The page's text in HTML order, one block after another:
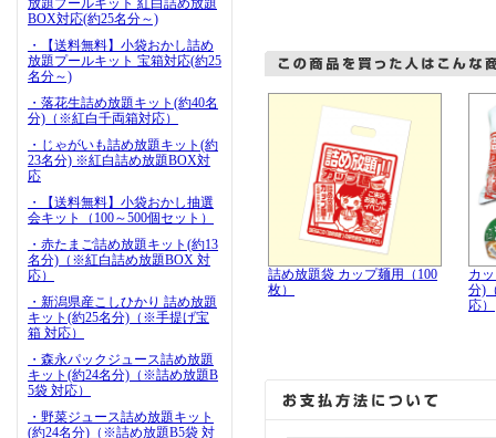
放題プールキット 紅白詰め放題
BOX対応(約25名分～)
・【送料無料】小袋おかし詰め
放題プールキット 宝箱対応(約25
名分～)
・落花生詰め放題キット(約40名
分)（※紅白千両箱対応）
・じゃがいも詰め放題キット(約
23名分) ※紅白詰め放題BOX対
応
・【送料無料】小袋おかし抽選
会キット（100～500個セット）
・赤たまご詰め放題キット(約13
名分)（※紅白詰め放題BOX 対
応）
・新潟県産こしひかり 詰め放題
キット(約25名分)（※手提げ宝
箱 対応）
・森永パックジュース詰め放題
キット(約24名分)（※詰め放題B
5袋 対応）
・野菜ジュース詰め放題キット
(約24名分)（※詰め放題B5袋 対
詰め放題袋 カップ麺用（100
枚）
カ
分)
応）